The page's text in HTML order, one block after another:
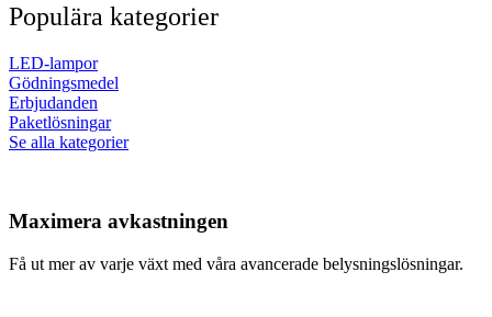
Populära kategorier
LED-lampor
Gödningsmedel
Erbjudanden
Paketlösningar
Se alla kategorier
Maximera avkastningen
Få ut mer av varje växt med våra avancerade belysningslösningar.